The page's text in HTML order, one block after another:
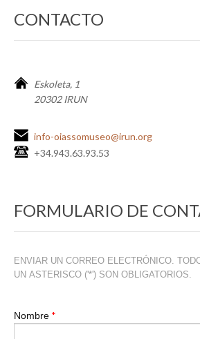
CONTACTO
Eskoleta, 1
20302 IRUN
info-oiassomuseo@irun.org
+34.943.63.93.53
FORMULARIO DE
ENVIAR UN CORREO ELECTRÓNICO.
UN ASTERISCO ('*') SON OBLIGATORIOS.
Nombre *